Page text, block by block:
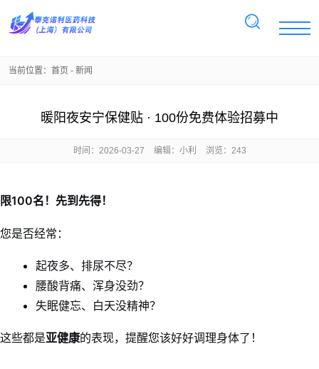
当前位置： 首页 - 新闻
暖阳夜安宁保健贴 · 100份免费体验招募中
时间： 2026-03-27 编辑：小利 浏览：243
限100名！先到先得！
您是否经常：
起夜多、排尿不尽？
腰酸背痛、浑身没劲？
失眠健忘、白天没精神？
这些都是亚健康的表现，提醒您该好好调理身体了！